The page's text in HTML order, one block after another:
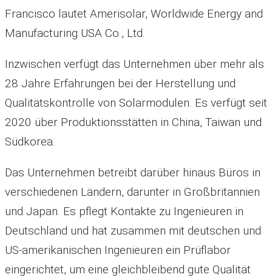
Francisco lautet Amerisolar, Worldwide Energy and
Manufacturing USA Co., Ltd.
Inzwischen verfügt das Unternehmen über mehr als
28 Jahre Erfahrungen bei der Herstellung und
Qualitätskontrolle von Solarmodulen. Es verfügt seit
2020 über Produktionsstätten in China, Taiwan und
Südkorea.
Das Unternehmen betreibt darüber hinaus Büros in
verschiedenen Ländern, darunter in Großbritannien
und Japan. Es pflegt Kontakte zu Ingenieuren in
Deutschland und hat zusammen mit deutschen und
US-amerikanischen Ingenieuren ein Prüflabor
eingerichtet, um eine gleichbleibend gute Qualität